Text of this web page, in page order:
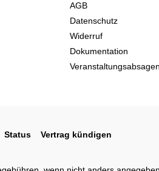
AGB
Datenschutz
Widerruf
Dokumentation
Veranstaltungsabsagen
Status Vertrag kündigen